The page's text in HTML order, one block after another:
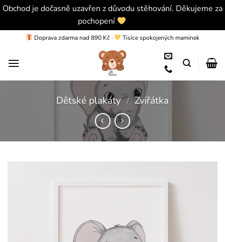
Obchod je dočasně uzavřen z důvodu stěhování. Děkujeme za
pochopení
Přeskočit
obsah
Doprava zdarma nad 890 Kč · Tisíce spokojených maminek
Dětské plakáty / Zviřátka